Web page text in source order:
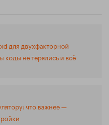
для двухфакторной
коды не терялись и всё
что важнее —